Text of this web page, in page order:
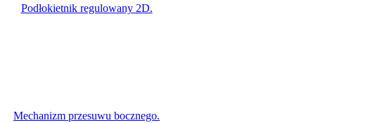
Podłokietnik regulowany 2D.
Mechanizm przesuwu bocznego.